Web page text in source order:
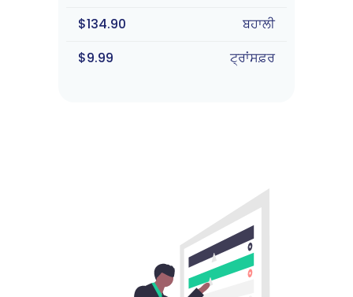
$134.90
ਬਹਾਲੀ
$9.99
ਟ੍ਰਾਂਸਫ਼ਰ